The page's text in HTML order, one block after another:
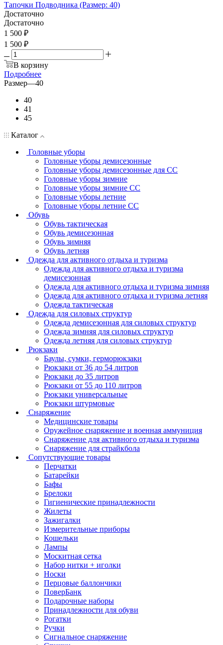
Тапочки Подводника (Размер: 40)
Достаточно
Достаточно
1 500 ₽
1 500 ₽
В корзину
Подробнее
Размер—40
40
41
45
Каталог
Головные уборы
Головные уборы демисезонные
Головные уборы демисезонные для СС
Головные уборы зимние
Головные уборы зимние СС
Головные уборы летние
Головные уборы летние СС
Обувь
Обувь тактическая
Обувь демисезонная
Обувь зимняя
Обувь летняя
Одежда для активного отдыха и туризма
Одежда для активного отдыха и туризма
демисезонная
Одежда для активного отдыха и туризма зимняя
Одежда для активного отдыха и туризма летняя
Одежда тактическая
Одежда для силовых структур
Одежда демисезонная для силовых структур
Одежда зимняя для силовых структур
Одежда летняя для силовых структур
Рюкзаки
Баулы, сумки, герморюкзаки
Рюкзаки от 36 до 54 литров
Рюкзаки до 35 литров
Рюкзаки от 55 до 110 литров
Рюкзаки универсальные
Рюкзаки штурмовые
Снаряжение
Медицинские товары
Оружейное снаряжение и военная аммуниция
Снаряжение для активного отдыха и туризма
Снаряжение для страйкбола
Сопутствующие товары
Перчатки
Батарейки
Бафы
Брелоки
Гигиенические принадлежности
Жилеты
Зажигалки
Измерительные приборы
Кошельки
Лампы
Москитная сетка
Набор нитки + иголки
Носки
Перцовые баллончики
ПоверБанк
Подарочные наборы
Принадлежности для обуви
Рогатки
Ручки
Сигнальное снаряжение